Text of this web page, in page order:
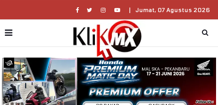
| Jumat, 07 Agustus 2026